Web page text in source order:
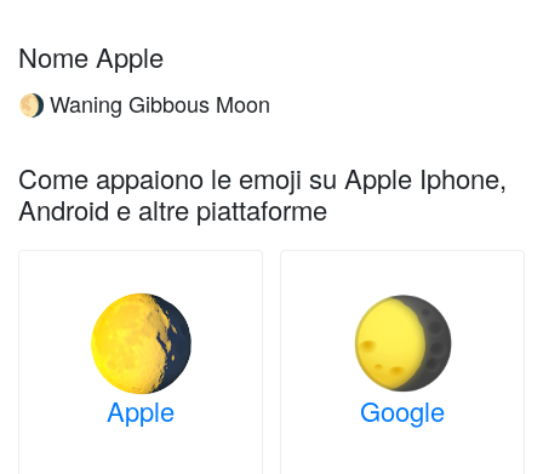
Nome Apple
🌖 Waning Gibbous Moon
Come appaiono le emoji su Apple Iphone,
Android e altre piattaforme
Apple Google